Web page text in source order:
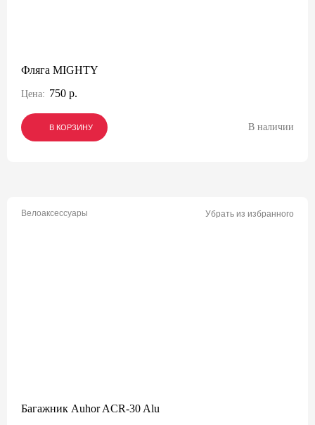
Фляга MIGHTY
Цена: 750 р.
В КОРЗИНУ
В КОРЗИНУ
В КОРЗИНУ В наличии
Велоаксессуары Убрать из избранного
Багажник Auhor ACR-30 Alu